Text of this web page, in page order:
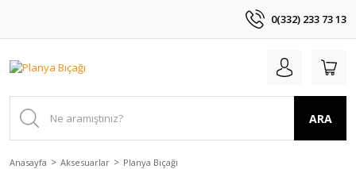
0(332) 233 73 13
ARA
Anasayfa Aksesuarlar Planya Bıçağı